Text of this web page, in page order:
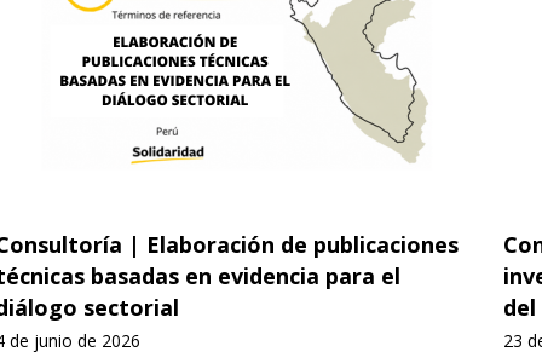
| Elaboración de publicaciones
basadas en evidencia para el
sectorial
de junio de 2026
del
23